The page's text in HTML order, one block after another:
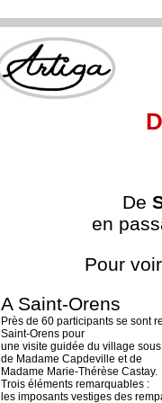
De
en
Pour
A Saint-Orens
Près de 60 participants se sont
Saint-Orens pour
une visite guidée du village
de Madame Capdeville et de
Madame Marie-Thérèse Castay.
Trois éléments remarquables :
les imposants vestiges des